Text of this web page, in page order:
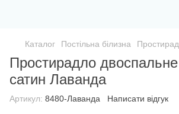
Каталог Постільна білизна
Простирадло
сатин Лаванда
Артикул: 8480-Лаванда Написати відгук